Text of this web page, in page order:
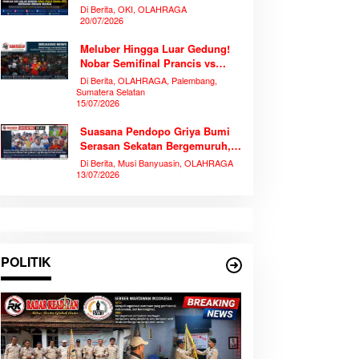
Piala Dunia 2026 Bersama
Ribuan Warga
Di Berita, OKI, OLAHRAGA
20/07/2026
Meluber Hingga Luar Gedung!
Nobar Semifinal Prancis vs
Spanyol di TVRI Sumsel
Memecahkan Rekor Antusiasme
Di Berita, OLAHRAGA, Palembang,
Sumatera Selatan
15/07/2026
Suasana Pendopo Griya Bumi
Serasan Sekatan Bergemuruh,
Bupati Muba Bersama Ribuan
Warga Nobar Laga Bersejarah
Di Berita, Musi Banyuasin, OLAHRAGA
13/07/2026
POLITIK